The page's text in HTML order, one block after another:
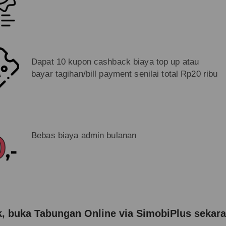
Dapat 10 kupon cashback biaya top up atau
bayar tagihan/bill payment senilai total Rp20 ribu
Bebas biaya admin bulanan
buka Tabungan Online via SimobiPlus